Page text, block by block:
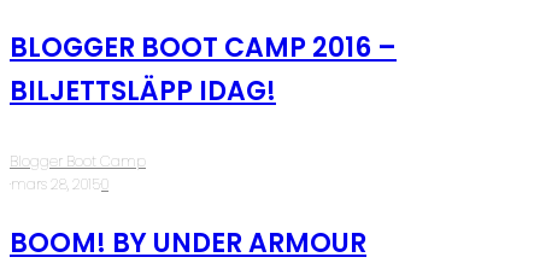
BLOGGER BOOT CAMP 2016 –
BILJETTSLÄPP IDAG!
Blogger Boot Camp
·mars 28, 2015·0
BOOM! BY UNDER ARMOUR